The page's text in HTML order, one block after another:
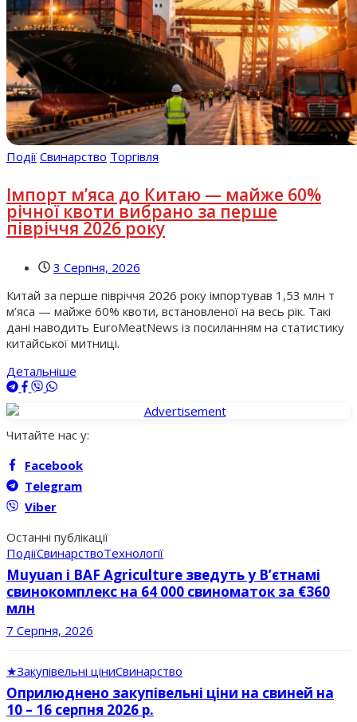
Події Свинарство Торгівля
Імпорт м’яса до Китаю — майже 60%
річної квоти вибрано за перше
півріччя 2026 року
3 Серпня, 2026
Китай за перше півріччя 2026 року імпортував 1,53 млн т
м’яса — майже 60% квоти, встановленої на весь рік. Такі
дані наводить EuroMeatNews із посиланням на статистику
китайської митниці.
Детальніше
Читайте нас у:
Facebook
Telegram
Viber
Останні публікації
ПодіїСвинарствоТехнології
Muyuan і BAF Agriculture зведуть у В’єтнамі
свинокомплекс на 64 000 свиноматок за €360
млн
7 Серпня, 2026
★Закупівельні ціниСвинарство
Оприлюднено закупівельні ціни на свиней на
10 – 16 серпня 2026 р.